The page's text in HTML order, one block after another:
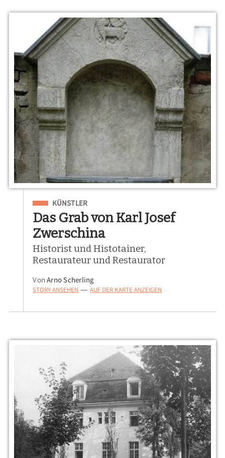
Eingeordnet unter
KÜNSTLER
Das Grab von Karl Josef
Zwerschina
Historist und Histotainer,
Restaurateur und Restaurator
VonArno Scherling
STORY ANSEHEN — AUF DER KARTE ANZEIGEN